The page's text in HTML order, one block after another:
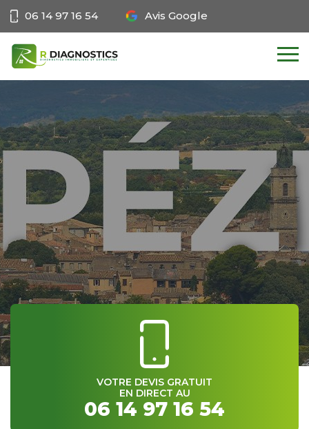
06 14 97 16 54 Avis Google
VOTRE DEVIS GRATUIT
EN DIRECT AU
06 14 97 16 54